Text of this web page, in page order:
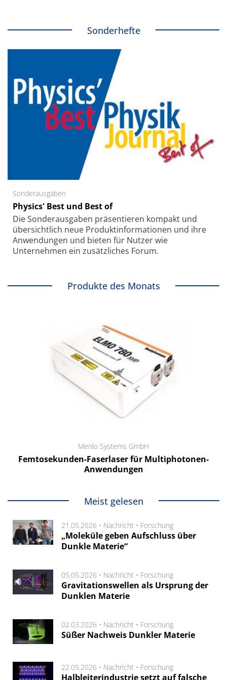
Sonderhefte
Sonderausgaben
Physics' Best und Best of
Die Sonder­ausgaben präsentieren kompakt und
übersichtlich neue Produkt­informationen und ihre
Anwendungen und bieten für Nutzer wie
Unternehmen ein zusätzliches Forum.
Produkte des Monats
Menlo Systems GmbH
Femtosekunden-Faserlaser für Multiphotonen-
Anwendungen
Meist gelesen
21.05.2026 • Nachricht • Forschung
„Moleküle geben Aufschluss über
Dunkle Materie“
05.05.2026 • Nachricht • Forschung
Gravitationswellen als Ursprung der
Dunklen Materie
02.03.2026 • Nachricht • Forschung
Süßer Nachweis Dunkler Materie
22.05.2026 • Nachricht • Forschung
Halbleiterindustrie setzt auf falsche